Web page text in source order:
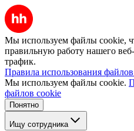
Мы используем файлы cookie,
правильную работу нашего
трафик.
Правила использования
Мы используем файлы cookie.
файлов cookie
Понятно
Ищу сотрудника